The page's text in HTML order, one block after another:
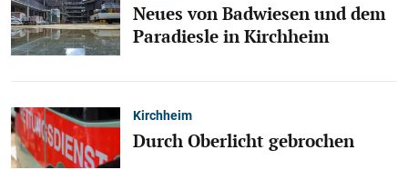
Neues von Badwiesen und dem
Paradiesle in Kirchheim
Kirchheim
Durch Oberlicht gebrochen